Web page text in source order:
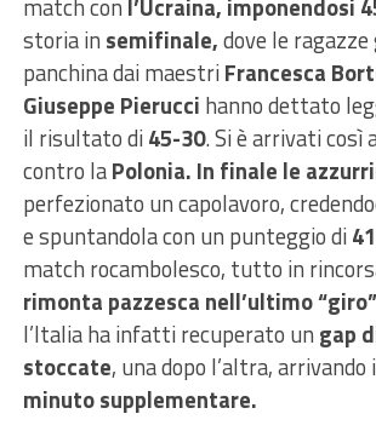
match con l’Ucraina, imponendosi
storia in semifinale,dove le
panchina dai maestriFrancesca
Giuseppe Pierucci hanno dettato
il risultato di45-30. Si è arrivati così
contro laPolonia. In finale le
perfezionato un capolavoro,
e spuntandola con un punteggio di
match rocambolesco, tutto in
rimonta pazzesca nell’ultimo
l’Italia ha infatti recuperato un gap
stoccate, una dopo l’altra, arrivando
minuto supplementare.